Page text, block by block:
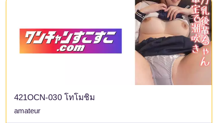
421OCN-030 โทโมชิม
amateur